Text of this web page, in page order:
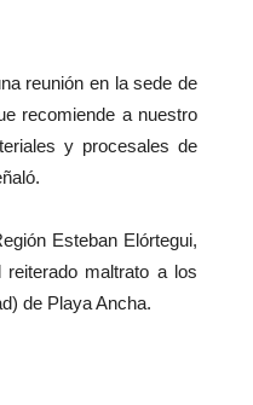
reunión en la sede de
recomiende a nuestro
y procesales de
Esteban Elórtegui,
maltrato a los
de Playa Ancha.